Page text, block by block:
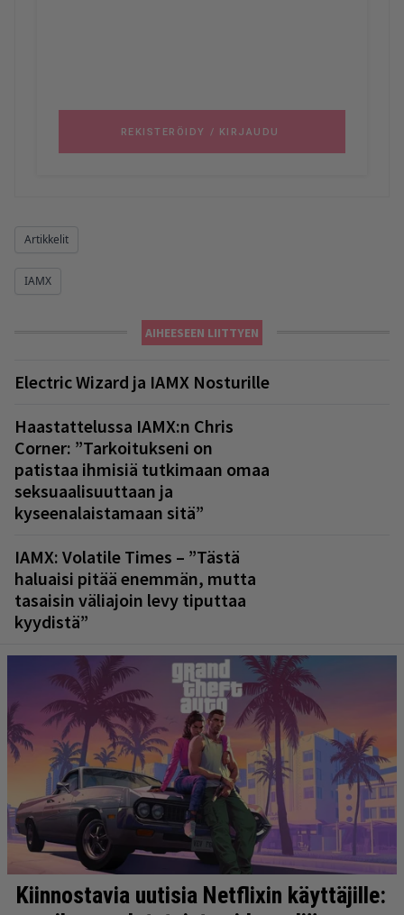
Artikkelit
IAMX
AIHEESEEN LIITTYEN
Electric Wizard ja IAMX Nosturille
Haastattelussa IAMX:n Chris
Corner: ”Tarkoitukseni on
patistaa ihmisiä tutkimaan omaa
seksuaalisuuttaan ja
kyseenalaistamaan sitä”
IAMX: Volatile Times – ”Tästä
haluaisi pitää enemmän, mutta
tasaisin väliajoin levy tiputtaa
kyydistä”